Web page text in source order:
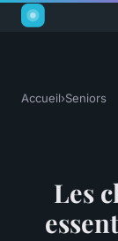
Accueil›Seniors
Les